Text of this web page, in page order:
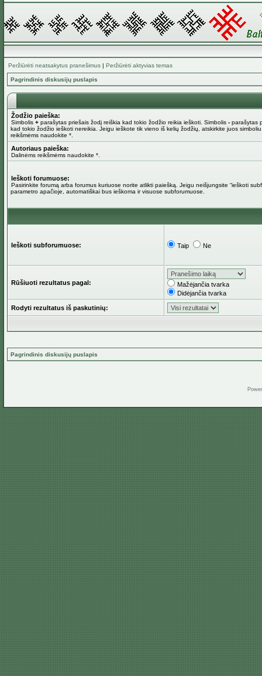
Peržiūrėti neatsakytus pranešimus | Peržiūrėti aktyvias temas
Pagrindinis diskusijų puslapis
Žodžio paieška:
Simbolis + parašytas priešais žodį reiškia kad tokio žodžio reikia ieškoti. Simbolis - parašytas
kad tokio žodžio ieškoti nereikia. Jeigu ieškote tik vieno iš kelių žodžių, atskirkite juos
reikšmėms naudokite *.
Autoriaus paieška:
Dalinėms reikšmėms naudokite *.
Ieškoti forumuose:
Pasirinkite forumą arba forumus kuriuose norite atlikti paiešką. Jeigu neišjungsite “ieškoti
parametro apačioje, automatiškai bus ieškoma ir visuose subforumuose.
Ieškoti subforumuose: Taip Ne
Rūšiuoti rezultatus pagal:
Mažėjančia tvarka
Didėjančia tvarka
Rodyti rezultatus iš paskutinių:
Pagrindinis diskusijų puslapis